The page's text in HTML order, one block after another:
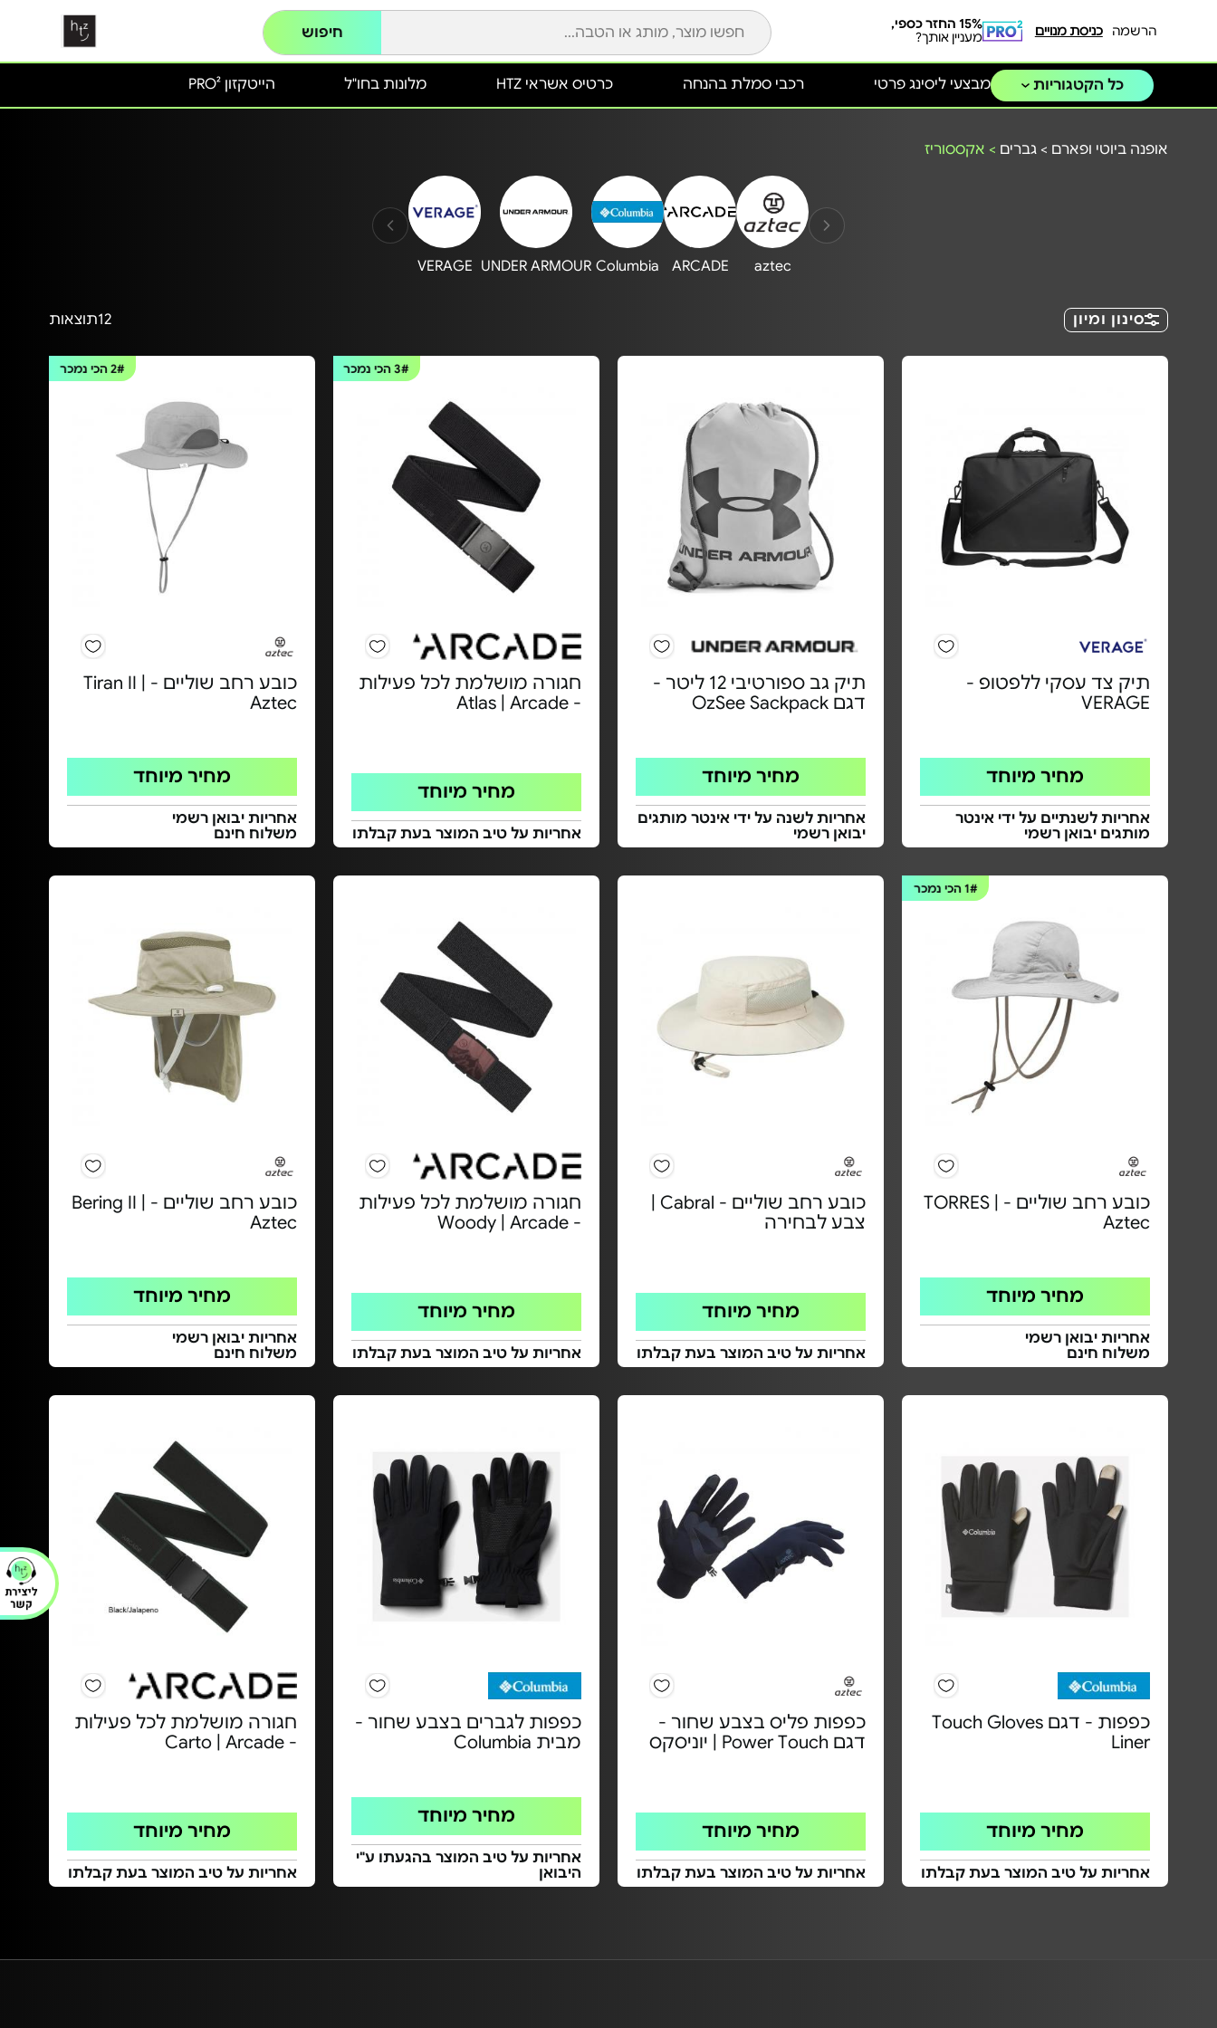
הרשמה כניסת מנויים
15% החזר כספי,
מעניין אותך?
חיפוש
כל הקטגוריות הייטקזון PRO² מלונות בחו"ל כרטיס אשראי HTZ מבצעי ליסינג פרטי רכבי סמלת בהנחה
אופנה ביוטי ופארם > גברים > אקססוריז
aztec
ARCADE
Columbia
UNDER ARMOUR
VERAGE
סינון ומיון 12תוצאות
תיק צד עסקי ללפטופ -
VERAGE
מחיר מיוחד
אחריות לשנתיים על ידי אינטר
מותגים יבואן רשמי
תיק גב ספורטיבי 12 ליטר -
דגם OzSee Sackpack
מחיר מיוחד
אחריות לשנה על ידי אינטר מותגים
יבואן רשמי
3#הכי נמכר
חגורה מושלמת לכל פעילות
- Atlas | Arcade
מחיר מיוחד
אחריות על טיב המוצר בעת קבלתו
2#הכי נמכר
כובע רחב שוליים - Tiran II |
Aztec
מחיר מיוחד
אחריות יבואן רשמי
משלוח חינם
1#הכי נמכר
כובע רחב שוליים - TORRES |
Aztec
מחיר מיוחד
אחריות יבואן רשמי
משלוח חינם
כובע רחב שוליים - Cabral |
צבע לבחירה
מחיר מיוחד
אחריות על טיב המוצר בעת קבלתו
חגורה מושלמת לכל פעילות
- Woody | Arcade
מחיר מיוחד
אחריות על טיב המוצר בעת קבלתו
כובע רחב שוליים - Bering II |
Aztec
מחיר מיוחד
אחריות יבואן רשמי
משלוח חינם
כפפות - דגם Touch Gloves
Liner
מחיר מיוחד
אחריות על טיב המוצר בעת קבלתו
כפפות פליס בצבע שחור -
דגם Power Touch | יוניסקס
מחיר מיוחד
אחריות על טיב המוצר בעת קבלתו
כפפות לגברים בצבע שחור -
מבית Columbia
מחיר מיוחד
אחריות על טיב המוצר בהגעתו ע"י
היבואן
חגורה מושלמת לכל פעילות
- Carto | Arcade
מחיר מיוחד
אחריות על טיב המוצר בעת קבלתו